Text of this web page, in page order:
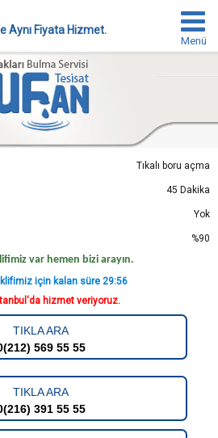
Aynı Fiyata Hizmet.
Menü
Tıkalı boru açma
45 Dakika
Yok
%90
var hemen bizi arayın.
için kalan süre 29:56
hizmet veriyoruz.
TIKLA ARA
569 55 55
TIKLA ARA
391 55 55